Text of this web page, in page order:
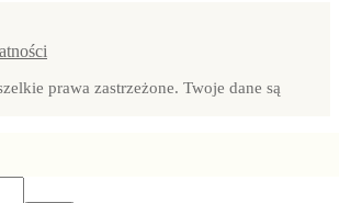
prawa zastrzeżone. Twoje dane są